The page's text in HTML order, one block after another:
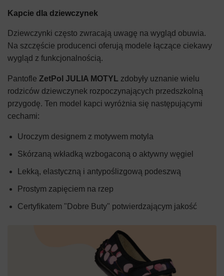
Kapcie dla dziewczynek
Dziewczynki często zwracają uwagę na wygląd obuwia.
Na szczęście producenci oferują modele łączące ciekawy
wygląd z funkcjonalnością.
Pantofle ZetPol JULIA MOTYL zdobyły uznanie wielu
rodziców dziewczynek rozpoczynających przedszkolną
przygodę. Ten model kapci wyróżnia się następującymi
cechami:
Uroczym designem z motywem motyla
Skórzaną wkładką wzbogaconą o aktywny węgiel
Lekką, elastyczną i antypoślizgową podeszwą
Prostym zapięciem na rzep
Certyfikatem "Dobre Buty" potwierdzającym jakość